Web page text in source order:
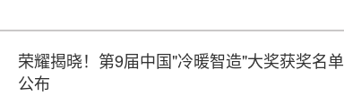
荣耀揭晓！第9届中国"冷暖智造"大奖获奖名单
公布